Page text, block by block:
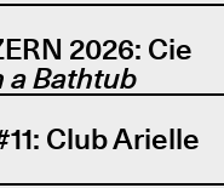
2026: Cie
a Bathtub
Club Arielle